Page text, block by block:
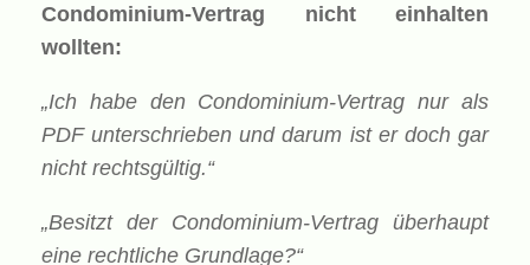
Condominium-Vertrag nicht einhalten
wollten:
„Ich habe den Condominium-Vertrag nur als
PDF unterschrieben und darum ist er doch gar
nicht rechtsgültig.“
„Besitzt der Condominium-Vertrag überhaupt
eine rechtliche Grundlage?“